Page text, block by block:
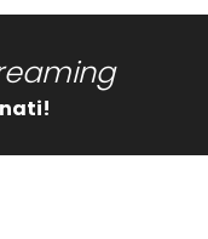
spiegazioni